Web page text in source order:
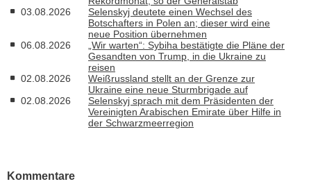
03.08.2026
Selenskyj deutete einen Wechsel des
Botschafters in Polen an; dieser wird eine
neue Position übernehmen
06.08.2026
„Wir warten“: Sybiha bestätigte die Pläne der
Gesandten von Trump, in die Ukraine zu
reisen
02.08.2026
Weißrussland stellt an der Grenze zur
Ukraine eine neue Sturmbrigade auf
02.08.2026
Selenskyj sprach mit dem Präsidenten der
Vereinigten Arabischen Emirate über Hilfe in
der Schwarzmeerregion
Kommentare